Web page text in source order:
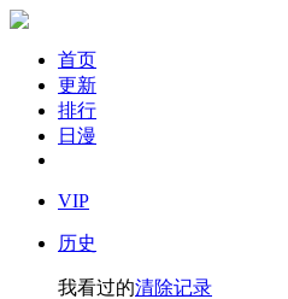
首页
更新
排行
日漫
VIP
历史
我看过的清除记录